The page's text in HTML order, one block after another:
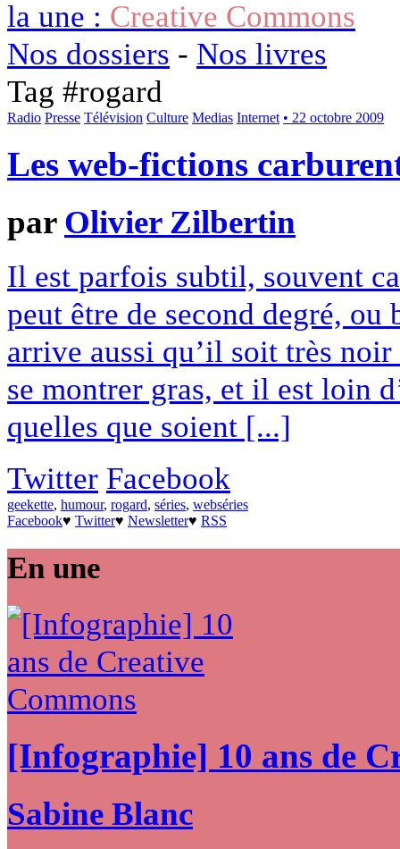
la une : Creative Commons
Nos dossiers - Nos livres
Tag #rogard
Radio Presse Télévision Culture Medias Internet • 22 octobre 2009
Les web-fictions
par Olivier Zilbertin
Il est parfois subtil, souvent
peut être de second degré, ou
arrive aussi qu’il soit très
se montrer gras, et il est loin
quelles que soient [...]
Twitter Facebook
geekette, humour, rogard, séries, webséries
Facebook♥ Twitter♥ Newsletter♥ RSS
En une
[Infographie] 10 ans de
Sabine Blanc